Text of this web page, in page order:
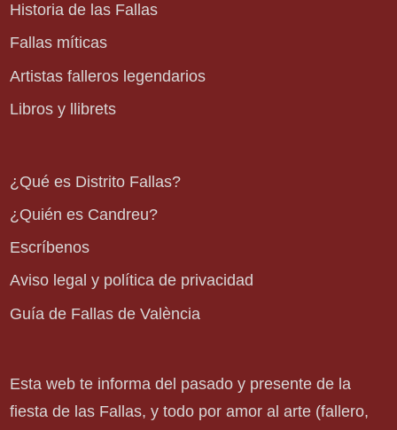
Historia de las Fallas
Fallas míticas
Artistas falleros legendarios
Libros y llibrets
¿Qué es Distrito Fallas?
¿Quién es Candreu?
Escríbenos
Aviso legal y política de privacidad
Guía de Fallas de València
Esta web te informa del pasado y presente de la
fiesta de las Fallas, y todo por amor al arte (fallero,